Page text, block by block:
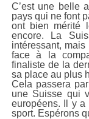
C’est une belle
pays qui ne font
ont bien mérité
encore. La
intéressant,
face à la
finaliste de la
sa place au plus
Cela passera
une Suisse qui
européens. Il y a
sport. Espérons